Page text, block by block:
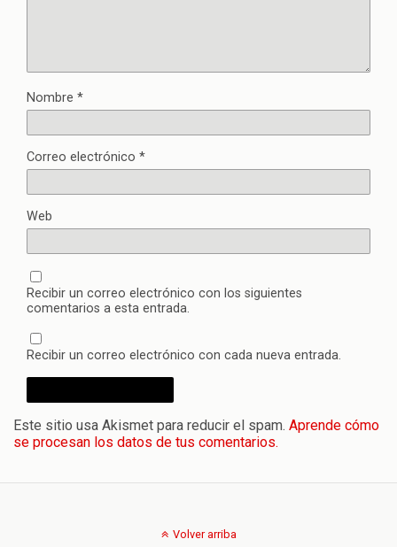
Nombre *
Correo electrónico *
Web
Recibir un correo electrónico con los siguientes
comentarios a esta entrada.
Recibir un correo electrónico con cada nueva entrada.
Este sitio usa Akismet para reducir el spam. Aprende cómo
se procesan los datos de tus comentarios.
Volver arriba